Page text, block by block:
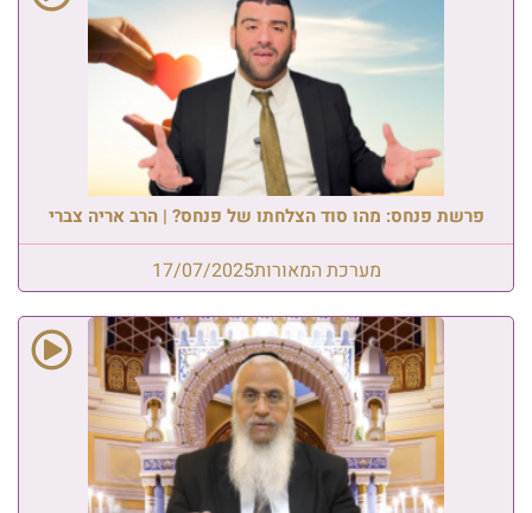
פרשת פנחס: מהו סוד הצלחתו של פנחס? | הרב אריה צברי
מערכת המאורות17/07/2025